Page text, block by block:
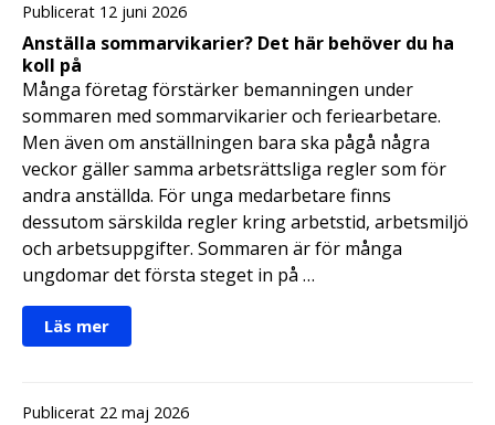
Publicerat 12 juni 2026
Anställa sommarvikarier? Det här behöver du ha
koll på
Många företag förstärker bemanningen under
sommaren med sommarvikarier och feriearbetare.
Men även om anställningen bara ska pågå några
veckor gäller samma arbetsrättsliga regler som för
andra anställda. För unga medarbetare finns
dessutom särskilda regler kring arbetstid, arbetsmiljö
och arbetsuppgifter. Sommaren är för många
ungdomar det första steget in på …
Läs mer
Publicerat 22 maj 2026